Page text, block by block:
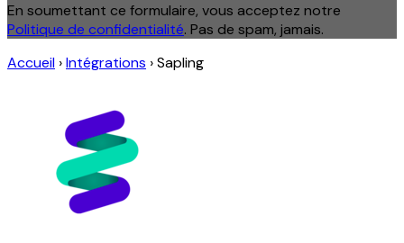
En soumettant ce formulaire, vous acceptez notre
Politique de confidentialité. Pas de spam, jamais.
Accueil ›Intégrations ›Sapling